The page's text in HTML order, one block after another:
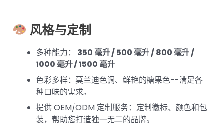
风格与定制
多种能力： 350 毫升 / 500 毫升 / 800 毫升 /
1000 毫升 / 1500 毫升
色彩多样：莫兰迪色调、鲜艳的糖果色--满足各
种口味的需求。
提供 OEM/ODM 定制服务：定制徽标、颜色和包
装，帮助您打造独一无二的品牌。